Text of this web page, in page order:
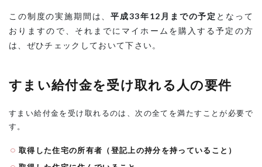
いく
らも
の？
（給
の計
算方
3.0.0.1
この制度の実施期間は、平成33年12月までの予定 となって
おりますので、それまでにマイホームを購入する予定の方
は、ぜひチェックしておいて下さい。
すまい給付金を受け取れる人の要件
すまい給付金を受け取れるのは、次の全てを満たすことが必要で
す。
取得した住宅の所有者（登記上の持分を持っていること）